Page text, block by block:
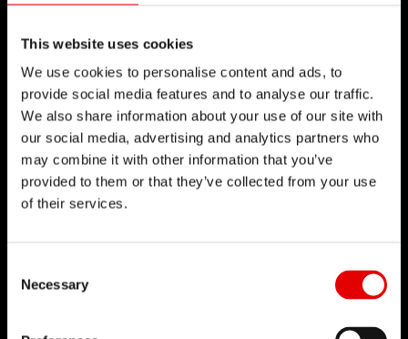
This website uses cookies
We use cookies to personalise content and ads, to
provide social media features and to analyse our traffic.
We also share information about your use of our site with
our social media, advertising and analytics partners who
may combine it with other information that you’ve
provided to them or that they’ve collected from your use
of their services.
Necessary
Hybrid Upbuilt Hybrid MTB LS